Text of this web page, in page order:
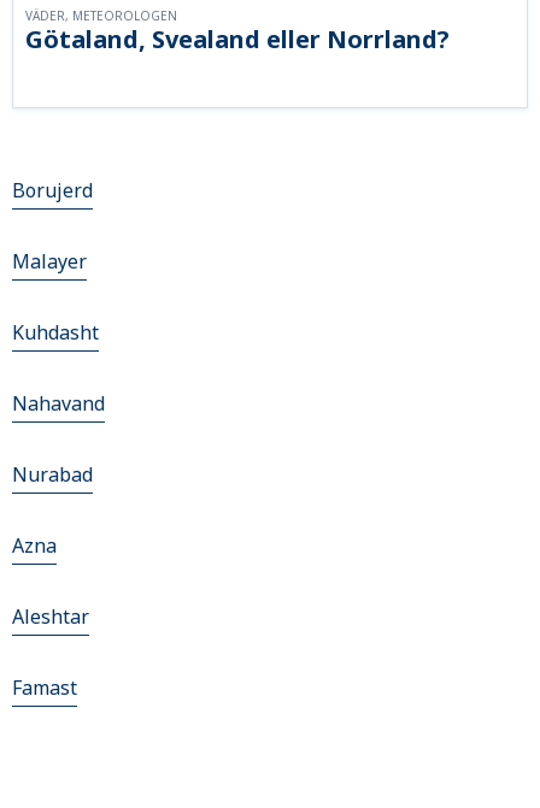
Götaland, Svealand eller Norrland?
VÄDER, METEOROLOGEN
Borujerd
Malayer
Kuhdasht
Nahavand
Nurabad
Azna
Aleshtar
Famast